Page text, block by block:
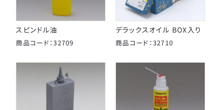
工具
ブレーキ
マジックワン
マルニ工業
ユニコ
永井油業
丸八工機
スピンドル油
商品コード：32709
デラックスオイル BOX入り
商品コード：32710